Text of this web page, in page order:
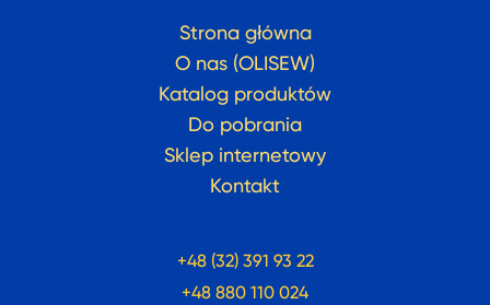
Strona główna
O nas (OLISEW)
Katalog produktów
Do pobrania
Sklep internetowy
Kontakt
+48 (32) 391 93 22
+48 880 110 024